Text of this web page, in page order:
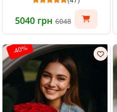
5040 грн6048
-40%